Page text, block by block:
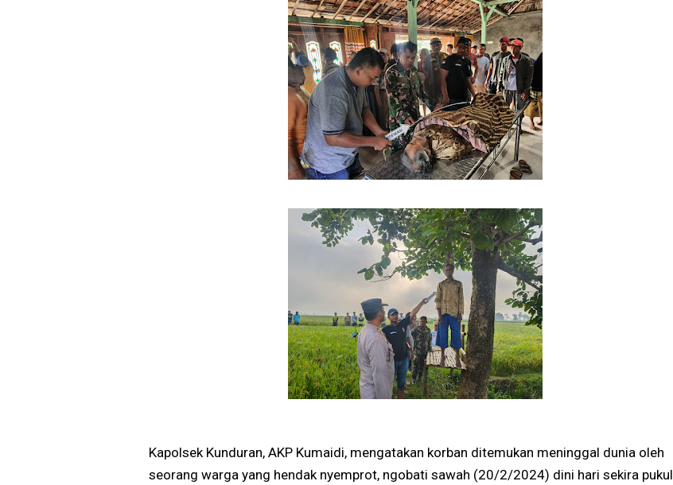
Kapolsek Kunduran, AKP Kumaidi, mengatakan korban ditemukan meninggal dunia oleh
seorang warga yang hendak nyemprot, ngobati sawah (20/2/2024) dini hari sekira pukul